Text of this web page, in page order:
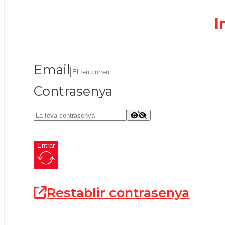
Email
Contrasenya
Entrar
Restablir contrasenya